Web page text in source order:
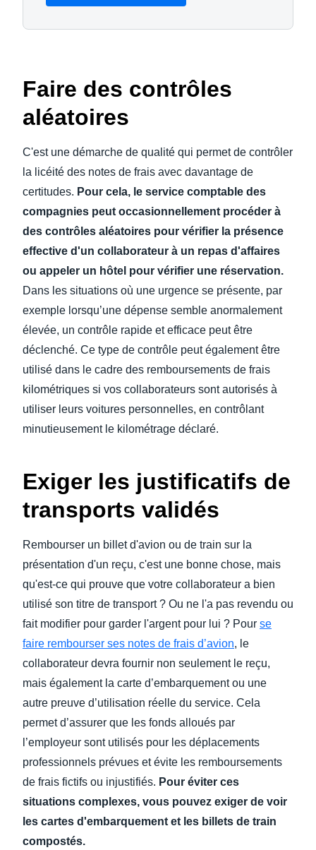
Faire des contrôles
aléatoires
C'est une démarche de qualité qui permet de contrôler
la licéité des notes de frais avec davantage de
certitudes. Pour cela, le service comptable des
compagnies peut occasionnellement procéder à
des contrôles aléatoires pour vérifier la présence
effective d'un collaborateur à un repas d'affaires
ou appeler un hôtel pour vérifier une réservation.
Dans les situations où une urgence se présente, par
exemple lorsqu’une dépense semble anormalement
élevée, un contrôle rapide et efficace peut être
déclenché. Ce type de contrôle peut également être
utilisé dans le cadre des remboursements de frais
kilométriques si vos collaborateurs sont autorisés à
utiliser leurs voitures personnelles, en contrôlant
minutieusement le kilométrage déclaré.
Exiger les justificatifs de
transports validés
Rembourser un billet d'avion ou de train sur la
présentation d'un reçu, c'est une bonne chose, mais
qu'est-ce qui prouve que votre collaborateur a bien
utilisé son titre de transport ? Ou ne l'a pas revendu ou
fait modifier pour garder l'argent pour lui ? Pour se
faire rembourser ses notes de frais d’avion, le
collaborateur devra fournir non seulement le reçu,
mais également la carte d’embarquement ou une
autre preuve d’utilisation réelle du service. Cela
permet d’assurer que les fonds alloués par
l’employeur sont utilisés pour les déplacements
professionnels prévues et évite les remboursements
de frais fictifs ou injustifiés. Pour éviter ces
situations complexes, vous pouvez exiger de voir
les cartes d'embarquement et les billets de train
compostés.